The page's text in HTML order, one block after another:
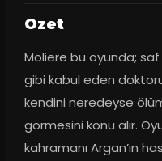
Ozet
Moliere bu oyunda; saf
gibi kabul eden
kendini neredeyse
görmesini konu alır.
kahramanı Argan’ın